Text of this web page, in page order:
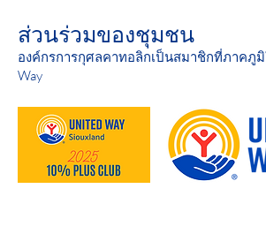
ส่วนร่วมของชุมชน
องค์กรการกุศลคาทอลิกเป็นสมาชิกที่ภาคภูมิ
Way